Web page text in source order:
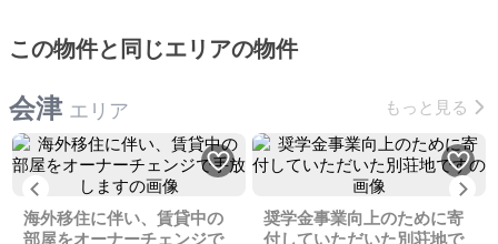
この物件と同じエリアの物件
会津 エリア もっと見る
Previous
海外移住に伴い、賃貸中の
部屋をオーナーチェンジで
奨学金事業向上のために寄
付していただいた別荘地で